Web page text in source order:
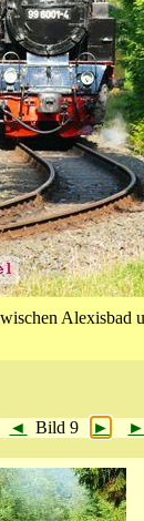
Alexisbad
◄ Bild 9 ►